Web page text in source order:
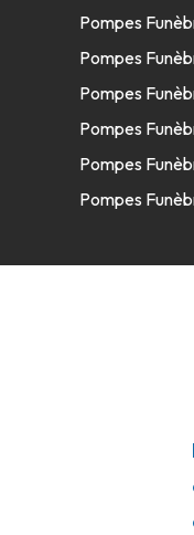
Pompes
35-37 Rue De
Consulter
Consulter
Pompes
Pompes
Pompes
Pompes
Pompes
Pompes